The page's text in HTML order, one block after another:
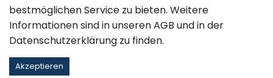
bestmöglichen Service zu bieten. Weitere
Informationen sind in unserenAGB und in der
Datenschutzerklärung zu finden.
Akzeptieren